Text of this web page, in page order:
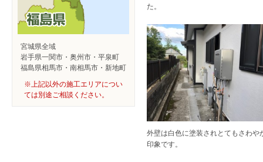
た。
外壁は白色に塗装されとてもさわや
印象です。
宮城県全域
岩手県一関市・奥州市・平泉町
福島県相馬市・南相馬市・新地町
※上記以外の施工エリアについ
ては別途ご相談ください。